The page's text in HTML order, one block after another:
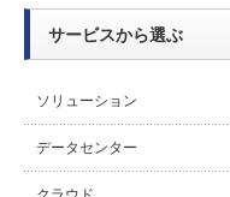
サービスから選ぶ
ソリューション
データセンター